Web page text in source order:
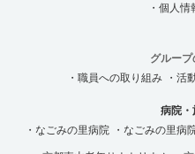
・個人
グルー
・職員への取り組み
・活
病院・
・なごみの里病院
・なごみの里病